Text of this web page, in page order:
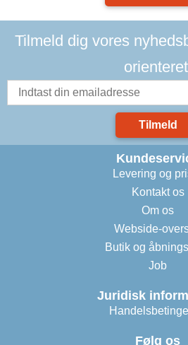
Tilmeld dig vores
Tilmeld
Levering og
Kontakt os
Om os
Webside-
Butik og
Job
Juridisk
Følg os